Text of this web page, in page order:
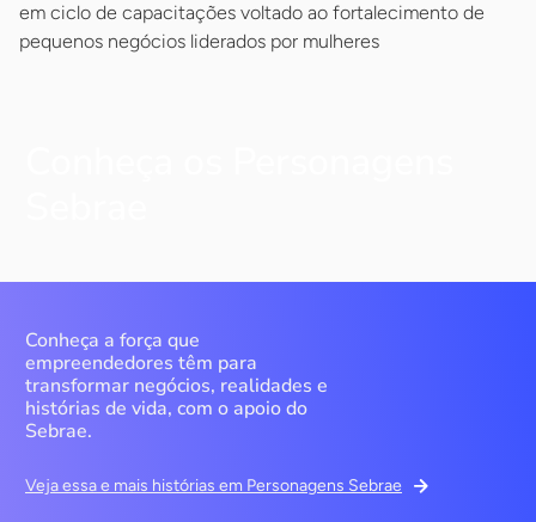
em ciclo de capacitações voltado ao fortalecimento de
pequenos negócios liderados por mulheres
Conheça a força que
empreendedores têm para
transformar negócios, realidades e
histórias de vida, com o apoio do
Sebrae.
Veja essa e mais histórias em Personagens Sebrae